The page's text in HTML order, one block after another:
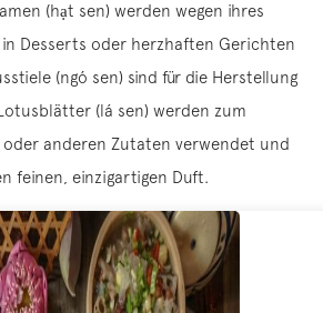
(hạt sen) werden wegen ihres
Desserts oder herzhaften Gerichten
(ngó sen) sind für die Herstellung
(lá sen) werden zum
oder anderen Zutaten verwendet und
feinen, einzigartigen Duft.